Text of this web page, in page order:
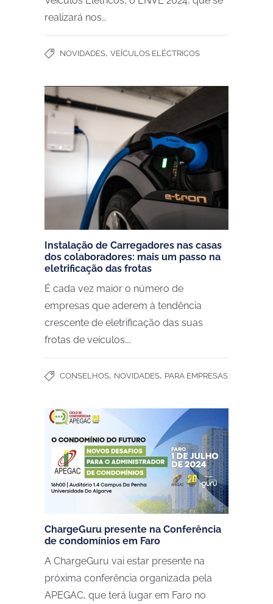
realizará nos…
NOVIDADES, VEÍCULOS ELÉCTRICOS
Instalação de Carregadores nas casas
dos colaboradores: mais um passo na
eletrificação das frotas
É cada vez maior o número de
empresas que aderem à tendência
crescente de eletrificação das suas
frotas de veículos….
CONSELHOS, NOVIDADES, PARA EMPRESAS
ChargeGuru presente na Conferência
de condomínios em Faro
A ChargeGuru vai estar presente na
próxima conferência organizada pela
APEGAC, que terá lugar em Faro no